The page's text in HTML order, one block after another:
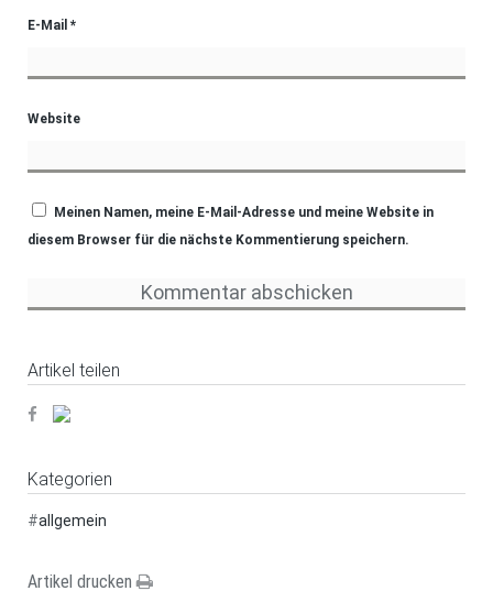
E-Mail *
Website
Meinen Namen, meine E-Mail-Adresse und meine Website in
diesem Browser für die nächste Kommentierung speichern.
Artikel teilen
Kategorien
#allgemein
Artikel drucken